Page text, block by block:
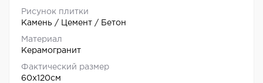
Рисунок плитки
Камень / Цемент / Бетон
Материал
Керамогранит
Фактический размер
60x120см